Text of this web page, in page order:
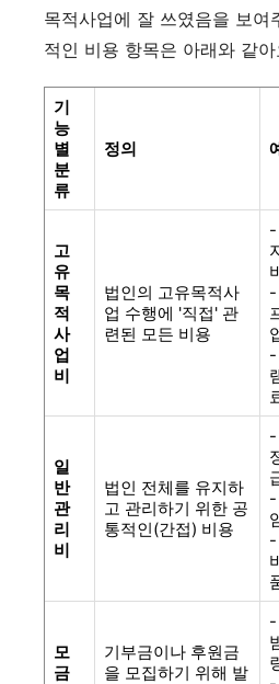
목적사업에 잘 쓰였음을 보여
적인 비용 항목은 아래와 같아
기
능
별
분
류
정의
고
유
목
적
사
업
비
법인의 고유목적사
업 수행에 '직접' 관
련된 모든 비용
-
-
-
일
반
관
리
비
법인 전체를 유지하
고 관리하기 위한 공
통적인(간접) 비용
-
-
-
모
금
기부금이나 후원금
을 모집하기 위해 발
-